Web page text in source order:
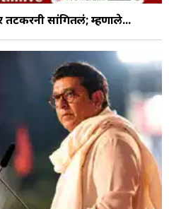
तटकरेंनी सांगितलं; म्हणाले...